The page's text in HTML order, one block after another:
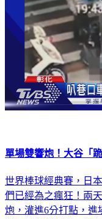
單場雙響炮！大谷「
世界棒球經典賽，日
們已經為之瘋狂！兩
炮，灌進6分打點，進